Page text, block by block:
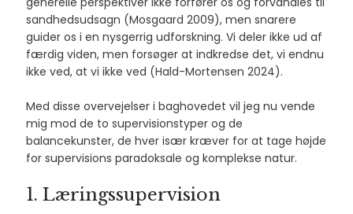
sandhedsudsagn (Mosgaard 2009), men snarere
guider os i en nysgerrig udforskning. Vi deler ikke ud af
færdig viden, men forsøger at indkredse det, vi endnu
ikke ved, at vi ikke ved (Hald-Mortensen 2024).
Med disse overvejelser i baghovedet vil jeg nu vende
mig mod de to supervisionstyper og de
balancekunster, de hver især kræver for at tage højde
for supervisions paradoksale og komplekse natur.
1. Læringssupervision